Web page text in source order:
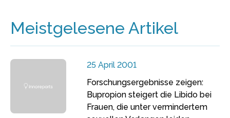
Meistgelesene Artikel
25 April 2001
Forschungsergebnisse zeigen:
Bupropion steigert die Libido bei
Frauen, die unter vermindertem